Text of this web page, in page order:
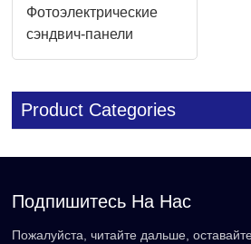
Фотоэлектрические
сэндвич-панели
Оригинальный
Product Categories
Подпишитесь На Нас
Пожалуйста, читайте дальше,